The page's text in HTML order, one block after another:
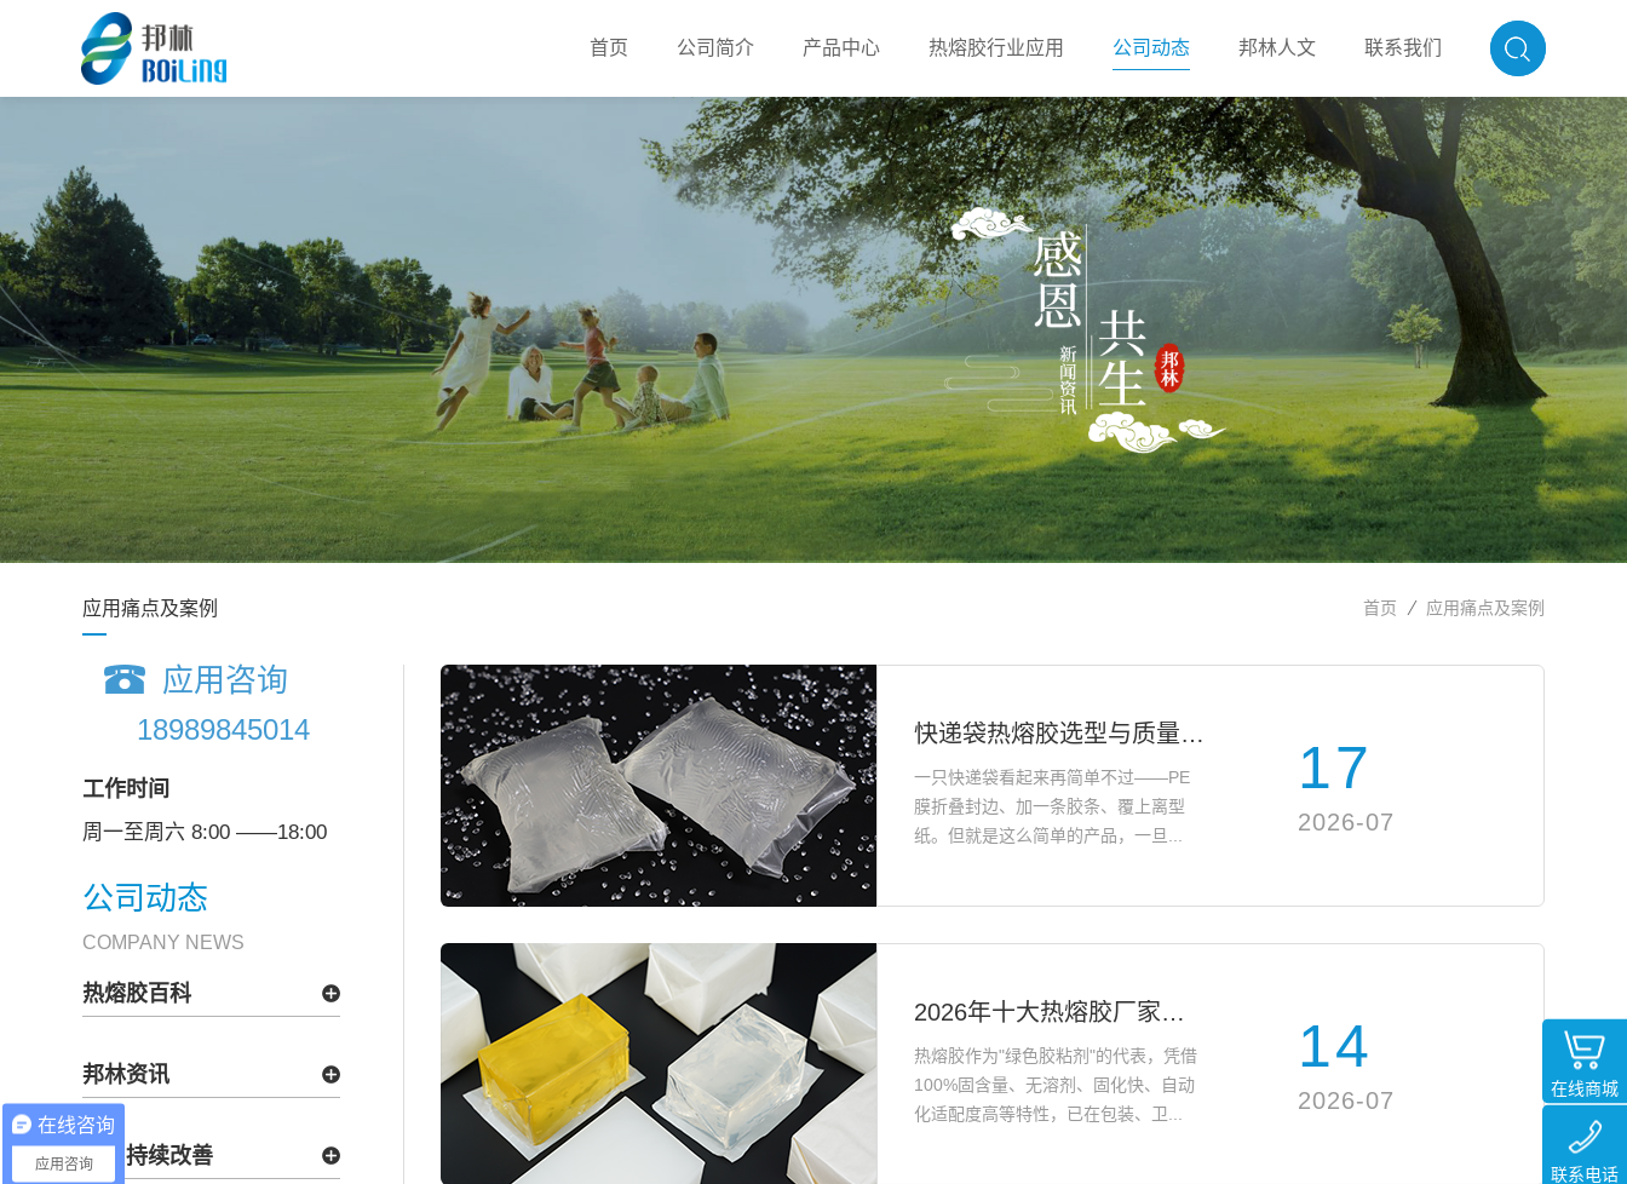
首页 公司简介 产品中心 热熔胶行业应用 公司动态 邦林人文 联系我们
在线商城
联系电话
应用痛点及案例 首页 应用痛点及案例
应用咨询
18989845014
工作时间
周一至周六 8:00 ——18:00
公司动态
COMPANY NEWS
热熔胶百科
邦林资讯
项目持续改善
快递袋热熔胶选型与质量控制指南：PE膜好选，胶水才是真正的命门
一只快递袋看起来再简单不过——PE
膜折叠封边、加一条胶条、覆上离型
纸。但就是这么简单的产品，一旦...
17
2026-07
2026年十大热熔胶厂家盘点
热熔胶作为"绿色胶粘剂"的代表，凭借
100%固含量、无溶剂、固化快、自动
化适配度高等特性，已在包装、卫...
14
2026-07
在线咨询
应用咨询